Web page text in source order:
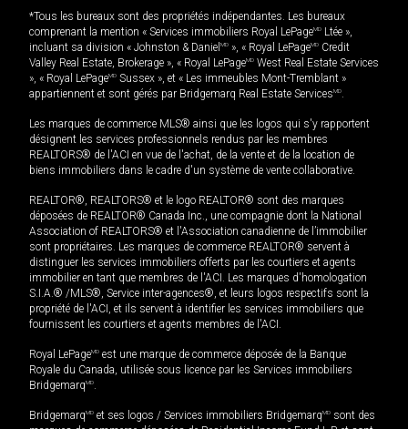
*Tous les bureaux sont des propriétés indépendantes. Les bureaux
comprenant la mention « Services immobiliers Royal LePageMD Ltée »,
incluant sa division « Johnston & Daniel MD », « Royal LePageMD Credit
Valley Real Estate, Brokerage », « Royal LePageMD West Real Estate Services
», « Royal LePageMD Sussex », et « Les immeubles Mont-Tremblant »
appartiennent et sont gérés par Bridgemarq Real Estate ServicesMD.
Les marques de commerce MLS® ainsi que les logos qui s'y rapportent
désignent les services professionnels rendus par les membres
REALTORS® de l'ACI en vue de l'achat, de la vente et de la location de
biens immobiliers dans le cadre d'un système de vente collaborative.
REALTOR®, REALTORS® et le logo REALTOR® sont des marques
déposées de REALTOR® Canada Inc., une compagnie dont la National
Association of REALTORS® et l'Association canadienne de l’immobilier
sont propriétaires. Les marques de commerce REALTOR® servent à
distinguer les services immobiliers offerts par les courtiers et agents
immobilier en tant que membres de l'ACI. Les marques d'homologation
S.I.A.® /MLS®, Service inter-agences®, et leurs logos respectifs sont la
propriété de l'ACI, et ils servent à identifier les services immobiliers que
fournissent les courtiers et agents membres de l'ACI.
Royal LePageMD est une marque de commerce déposée de la Banque
Royale du Canada, utilisée sous licence par les Services immobiliers
BridgemarqMD.
BridgemarqMD et ses logos / Services immobiliers BridgemarqMD sont des